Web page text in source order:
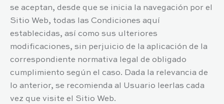
se aceptan, desde que se inicia la navegación por el
Sitio Web, todas las Condiciones aquí
establecidas, así como sus ulteriores
modificaciones, sin perjuicio de la aplicación de la
correspondiente normativa legal de obligado
cumplimiento según el caso. Dada la relevancia de
lo anterior, se recomienda al Usuario leerlas cada
vez que visite el Sitio Web.